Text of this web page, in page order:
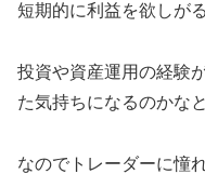
短期的に利益を欲しが
投資や資産運用の経験
た気持ちになるのかな
なのでトレーダーに憧